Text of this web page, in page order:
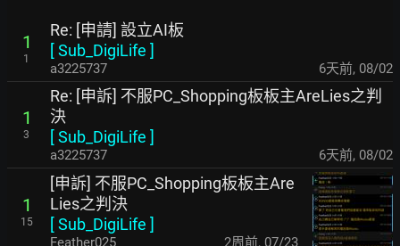
1
1
Re: [申請] 設立AI板
[Sub_DigiLife ]
a3225737 6天前, 08/02
1
3
Re: [申訴] 不服PC_Shopping板板主AreLies之判
決
[Sub_DigiLife ]
a3225737 6天前, 08/02
1
15
[申訴] 不服PC_Shopping板板主Are
Lies之判決
[Sub_DigiLife ]
Feather025 2周前, 07/23